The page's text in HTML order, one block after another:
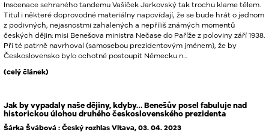
Inscenace sehraného tandemu Vašíček Jarkovský tak trochu klame tělem.
Titul i některé doprovodné materiálny napovídají, že se bude hrát o jednom
z podivných, nejasnostmi zahalených a nepříliš známých momentů
českých dějin: misi Benešova ministra Nečase do Paříže z poloviny září 1938.
Při té patrně navrhoval (samosebou prezidentovým jménem), že by
Československo bylo ochotné postoupit Německu n...
(celý článek)
Jak by vypadaly naše dějiny, kdyby… Benešův posel fabuluje nad
historickou úlohou druhého československého prezidenta
Šárka Švábová : Český rozhlas Vltava, 03. 04. 2023